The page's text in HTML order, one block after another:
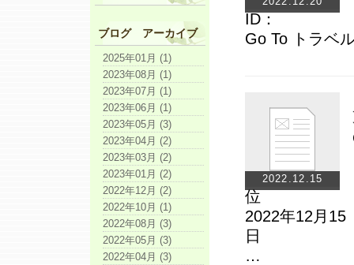
Go To
2022.12.15
2022年12月15
…
ブログ アーカイブ
2025年01月 (1)
2023年08月 (1)
2023年07月 (1)
2023年06月 (1)
2023年05月 (3)
2023年04月 (2)
2023年03月 (2)
2023年01月 (2)
2022年12月 (2)
2022年10月 (1)
2022年08月 (3)
2022年05月 (3)
2022年04月 (3)